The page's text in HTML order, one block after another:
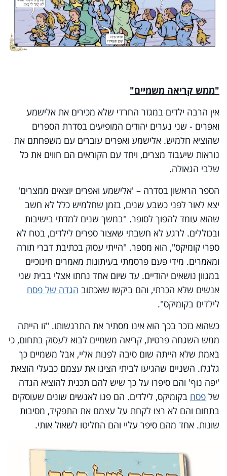
"ממש קריאה משמיים"
אין הרבה ילדים במגזר החרדי שלא מכירים את אלישמע
ואפרים - שני נערים יהודים המופיעים בסדרת הספרים
שהוציא חלמיש. אלישמע ואפרים עוברים עם משפחתם את
נוראות שיעבוד מצרים, ויחד עם הקוראים הם חווים את כל
שלבי הגאולה.
הספר הראשון בסדרה – 'אלישמע ואפרים יוצאים ממצרים'
יצא לאור לפני כשבע שנים, בזמן שחלמיש כלל לא חשב
שהוא עומד להפוך לסופר. "במשך שנים למדתי בישיבות
ובכוללים. לרגע לא חשבתי שאצור ספרים לילדים, בטח לא
ספרי קומיקס", הוא מספר. "הייתי עסוק בכתיבת דברי תורה
ומאמרים. מידי פעם פרסמתי בעיתונות מאמרים חינוכיים
במגוון נושאים יהודיים. עד שיום אחד נחתו אצלי בבית שני
אנשים שלא הכרתי, והם ביקשו שאכתוב הגדה של פסח
לילדים בקומיקס".
כשהוא נזכר בכך הוא אינו מסתיר את התרגשותו. "זו הייתה
ממש השגחה פרטית, קריאה משמיים לבוא לעסוק בתחום, כי
באמת שלא הייתה שום סיבה לפנות אליי, אבל משמיים כך
גלגלו. השניים שהגיעו לביתי הציגו את עצמם כבעלי הוצאת
'יפה נוף' והם סיפרו על כך שיש להם תכנית להוציא הגדה
של פסח בקומיקס, לילדים. הם פנו לאנשים שונים שעוסקים
בתחום והם לא רצו לקחת על עצמם את התפקיד, מסיבות
שונות. אחד מהם סיפר עליי והם החליטו לשאול אותי.